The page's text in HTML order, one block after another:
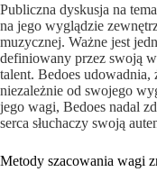
Publiczna dyskusja na
na jego wyglądzie
muzycznej. Ważne jest
definiowany przez swoją
talent. Bedoes udowadnia,
niezależnie od swojego
jego wagi, Bedoes nadal
serca słuchaczy swoją
Metody szacowania wagi